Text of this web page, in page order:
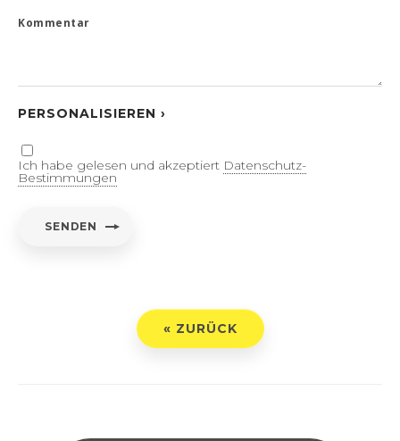
Kommentar
PERSONALISIEREN ›
Ich habe gelesen und akzeptiert Datenschutz-
Bestimmungen
SENDEN
« ZURÜCK